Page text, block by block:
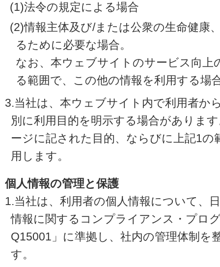
(1)法令の規定による場合
(2)情報主体及び/または公衆の生命健康
るために必要な場合。
なお、本ウェブサイトのサービス向上
る範囲で、この他の情報を利用する場
3.当社は、本ウェブサイト内で利用者か
別に利用目的を明示する場合がありま
ージに記された目的、ならびに上記1の
用します。
個人情報の管理と保護
1.当社は、利用者の個人情報について、
情報に関するコンプライアンス・プロ
Q15001」に準拠し、社内の管理体制を
す。